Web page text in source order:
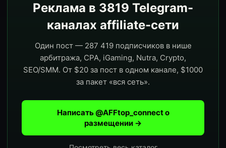
Реклама в 3819 Telegram-
каналах affiliate-сети
Один пост — 287 419 подписчиков в нише
арбитража, CPA, iGaming, Nutra, Crypto,
SEO/SMM. От $20 за пост в одном канале, $1000
за пакет «вся сеть».
Написать @AFFtop_connect о
размещении →